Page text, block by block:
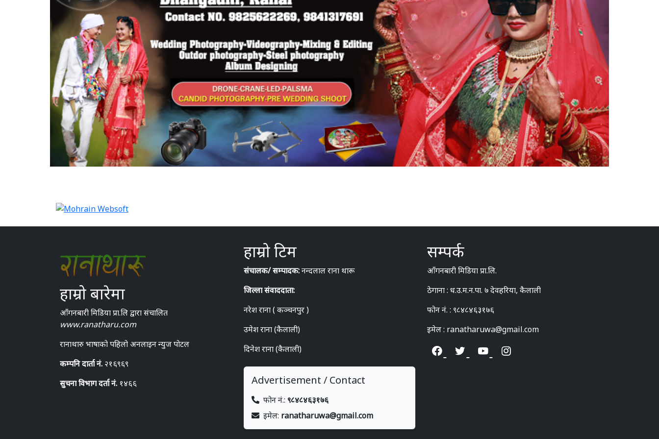
हाम्रो बारेमा
आँगनबारी मिडिया प्रा.लि द्वारा संचालित
www.ranatharu.com
रानाथारु भाषाको पहिलो अनलाइन न्युज पोटल
कम्पनि दार्ता नं. २१६९६९
सुचना विभाग दर्ता नं. १४६६
हाम्रो टिम
संचालक/ सम्पादक:नन्दलाल राना थारू
जिल्ला संवाददाता:
नरेश राना ( कञ्चनपुर )
उमेश राना (कैलाली)
दिनेश राना (कैलाली)
Advertisement / Contact
फोन नं.: ९८४८४६३१७६
इमेल: ranatharuwa@gmail.com
सम्पर्क
आँगनबारी मिडिया प्रा.लि.
ठेगाना : ध.उ.म.न.पा. ७ देवहरिया, कैलाली
फोन नं. : ९८४८४६३१७६
इमेल : ranatharuwa@gmail.com